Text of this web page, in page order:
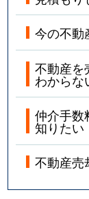
今の不動
不動産を
わからな
仲介手数
知りたい
不動産売